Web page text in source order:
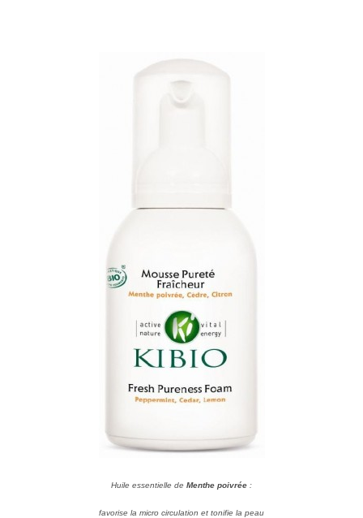
Huile essentielle de Menthe poivrée :
favorise la micro circulation et tonifie la peau